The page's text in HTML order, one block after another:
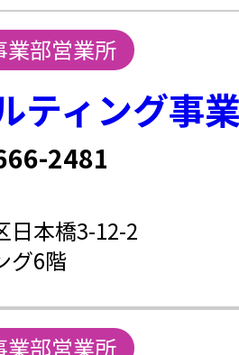
業部営業所
ティング事
2481
日本橋3-12-2
グ6階
業部営業所